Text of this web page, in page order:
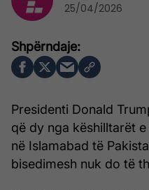
Presidenti Donald
që dy nga këshilltarët
në Islamabad të
bisedimesh nuk do të
25/04/2026